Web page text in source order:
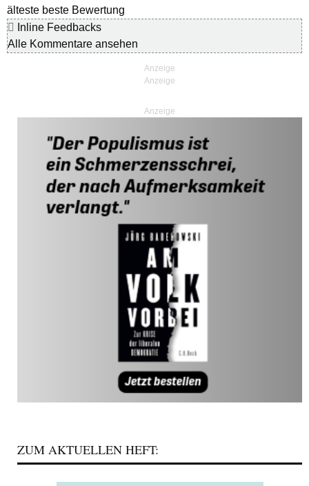
älteste beste Bewertung
Inline Feedbacks
Alle Kommentare ansehen
Anzeige
ZUM AKTUELLEN HEFT: